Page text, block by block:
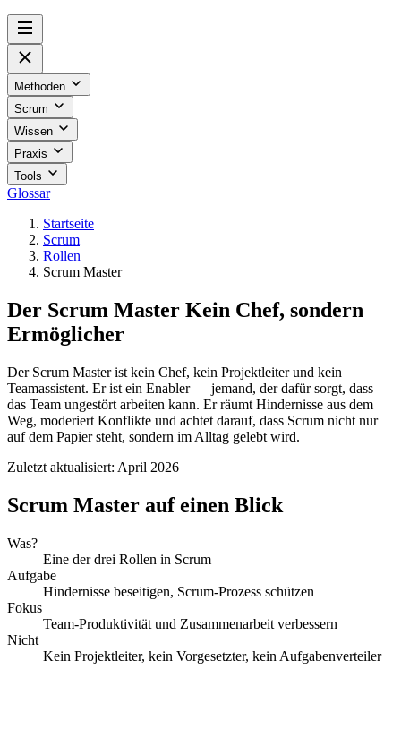
Methoden
Scrum
Wissen
Praxis
Tools
Glossar
Startseite
Scrum
Rollen
Scrum Master
Der Scrum Master Kein Chef, sondern
Ermöglicher
Der Scrum Master ist kein Chef, kein Projektleiter und kein
Teamassistent. Er ist ein Enabler — jemand, der dafür sorgt, dass
das Team ungestört arbeiten kann. Er räumt Hindernisse aus dem
Weg, moderiert Konflikte und achtet darauf, dass Scrum nicht nur
auf dem Papier steht, sondern im Alltag gelebt wird.
Zuletzt aktualisiert: April 2026
Scrum Master auf einen Blick
Was?
Eine der drei Rollen in Scrum
Aufgabe
Hindernisse beseitigen, Scrum-Prozess schützen
Fokus
Team-Produktivität und Zusammenarbeit verbessern
Nicht
Kein Projektleiter, kein Vorgesetzter, kein Aufgabenverteiler